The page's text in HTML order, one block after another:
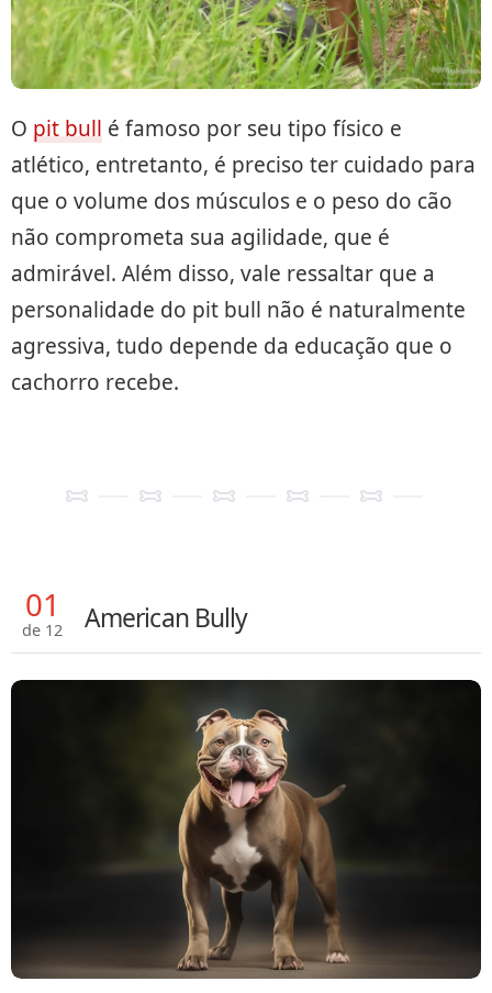
O pit bull é famoso por seu tipo físico e
atlético, entretanto, é preciso ter cuidado para
que o volume dos músculos e o peso do cão
não comprometa sua agilidade, que é
admirável. Além disso, vale ressaltar que a
personalidade do pit bull não é naturalmente
agressiva, tudo depende da educação que o
cachorro recebe.
01
de 12 American Bully